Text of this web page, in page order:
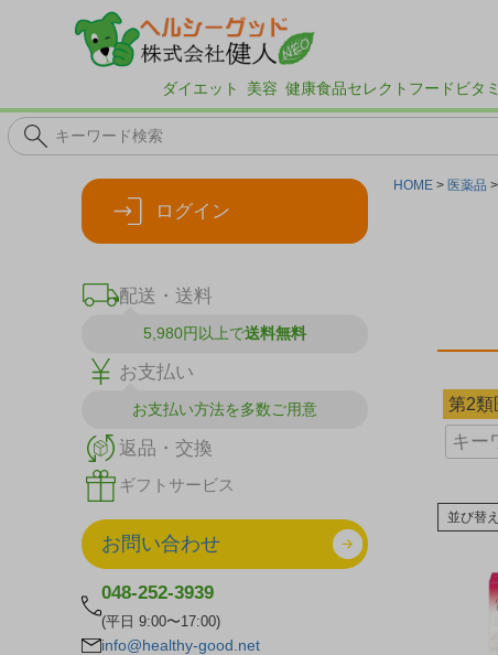
ダイエット 美容 健康食品セレクトフード ビタ
ログイン
配送・送料
5,980円以上で送料無料
お支払い
お支払い方法を多数ご用意
返品・交換
ギフトサービス
お問い合わせ
048-252-3939
(平日 9:00〜17:00)
info@healthy-good.net
HOME 医薬品
第2類
並び替え